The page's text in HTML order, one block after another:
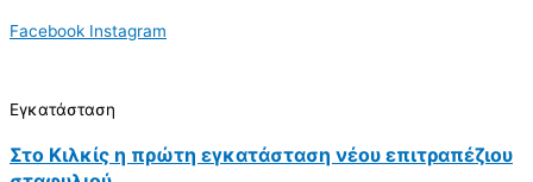
Facebook Instagram
Εγκατάσταση
Στο Κιλκίς η πρώτη εγκατάσταση νέου επιτραπέζιου